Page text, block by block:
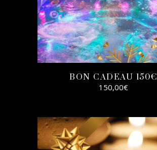
BON CADEAU 150€
150,00€
SELECT
OPTIONS